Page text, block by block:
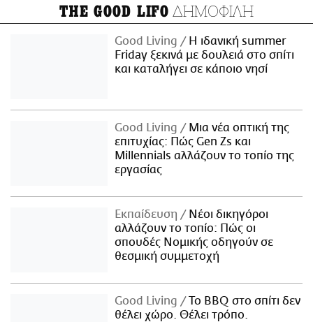
THE GOOD LIFO ΔΗΜΟΦΙΛΗ
Good Living
Η ιδανική summer
Friday ξεκινά με δουλειά στο σπίτι
και καταλήγει σε κάποιο νησί
Good Living
Μια νέα οπτική της
επιτυχίας: Πώς Gen Zs και
Millennials αλλάζουν το τοπίο της
εργασίας
Εκπαίδευση
Νέοι δικηγόροι
αλλάζουν το τοπίο: Πώς οι
σπουδές Νομικής οδηγούν σε
θεσμική συμμετοχή
Good Living
Το BBQ στο σπίτι δεν
θέλει χώρο. Θέλει τρόπο.